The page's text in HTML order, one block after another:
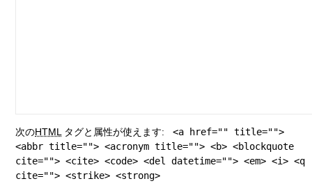
次のHTML タグと属性が使えます:
<a href="" title="">
<abbr title=""> <acronym title=""> <b> <blockquote
cite=""> <cite> <code> <del datetime=""> <em> <i> <q
cite=""> <strike> <strong>